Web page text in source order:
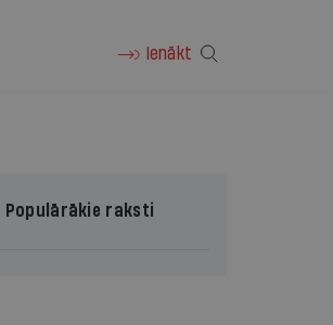
Ienākt
Populārākie raksti